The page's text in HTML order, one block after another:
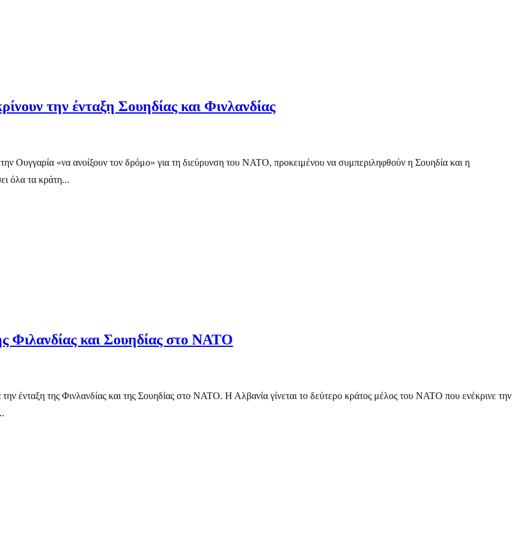
την ένταξη Σουηδίας και Φινλανδίας
Ουγγαρία «να ανοίξουν τον δρόμο» για τη διεύρυνση του ΝΑΤΟ, προκειμένου να συμπεριληφθούν η Σουηδία και η
όλα τα κράτη...
Φιλανδίας και Σουηδίας στο ΝΑΤΟ
ένταξη της Φινλανδίας και της Σουηδίας στο ΝΑΤΟ. Η Αλβανία γίνεται το δεύτερο κράτος μέλος του ΝΑΤΟ που ενέκρινε την